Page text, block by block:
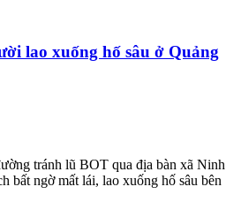
lao xuống hố sâu ở Quảng
tránh lũ BOT qua địa bàn xã Ninh
bất ngờ mất lái, lao xuống hố sâu bên